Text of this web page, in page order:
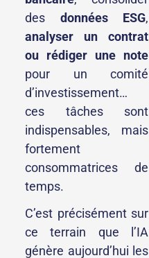
des données ESG,
analyser un contrat
ou rédiger une note
pour un comité
d’investissement…
ces tâches sont
indispensables, mais
fortement
consommatrices de
temps.
C’est précisément sur
ce terrain que l’IA
génère aujourd’hui les